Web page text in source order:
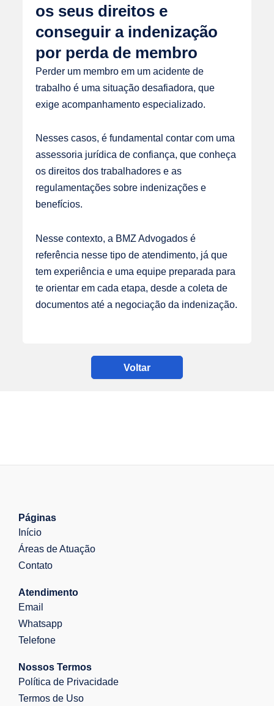
os seus direitos e
conseguir a indenização
por perda de membro
Perder um membro em um acidente de
trabalho é uma situação desafiadora, que
exige acompanhamento especializado.
Nesses casos, é fundamental contar com uma
assessoria jurídica de confiança, que conheça
os direitos dos trabalhadores e as
regulamentações sobre indenizações e
benefícios.
Nesse contexto,a BMZ Advogadosé
referência nesse tipo de atendimento, já que
tem experiência e uma equipe preparada para
te orientar em cada etapa, desde a coleta de
documentos até a negociação da indenização.
Voltar
Páginas
Início
Áreas de Atuação
Contato
Atendimento
Email
Whatsapp
Telefone
Nossos Termos
Política de Privacidade
Termos de Uso